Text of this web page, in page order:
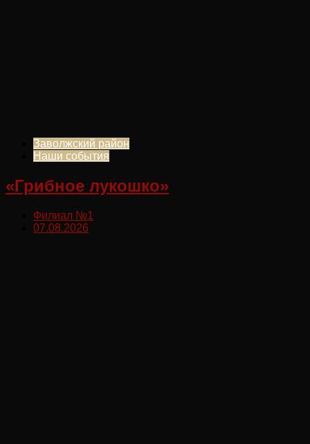
Заволжский район
Наши события
«Грибное лукошко»
Филиал №1
07.08.2026